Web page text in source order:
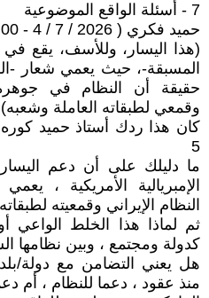
7 - أسئلة الواقع الموضوعية
حميد فكري ( 2026 / 7 / 4 - 01:00 )
(هذا اليسار، وللأسف، يقع في
المسبقة-، حيث يعمي شعار -
حقيقة أن النظام في
وقمعي لطبقاته العاملة وشعبه)
كان هذا ردك أستاذ حميد
5
ما دليلك على أن دعم
الإمبريالية الأمريكية ،
النظام الإيراني وقمعيته
ثم لماذا هذا الخلط الواعي
كدولة ومجتمع ، وبين نظامها
هل يعني التضامن مع دولة/
منذ عقود ، دعما للنظام ، أم